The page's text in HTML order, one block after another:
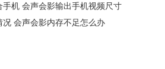
机 会声会影输出手机视频尺寸
会声会影内存不足怎么办